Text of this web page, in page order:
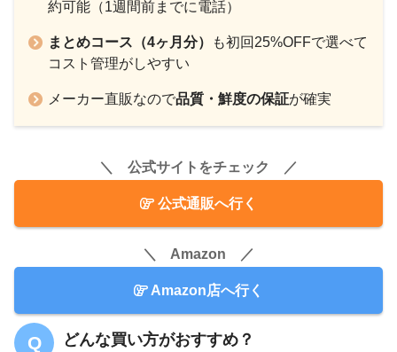
約可能（1週間前までに電話）
まとめコース（4ヶ月分）
も初回25%OFFで選べて
コスト管理がしやすい
メーカー直販なので品質・鮮度の保証が確実
＼ 公式サイトをチェック ／
公式通販へ行く
＼ Amazon ／
Amazon店へ行く
どんな買い方がおすすめ？